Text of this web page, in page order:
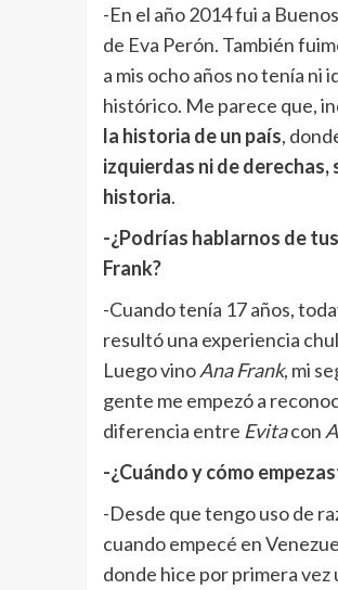
-En el año 2014 fui a
de Eva Perón. También
a mis ocho años no tenía ni
histórico. Me parece que,
la historia de un país,
izquierdas ni de
historia.
-¿Podrías hablarnos de
Frank?
-Cuando tenía 17 años,
resultó una experiencia
Luego vinoAna Frank, mi
gente me empezó a
diferencia entre Evitacon
-¿Cuándo y cómo
-Desde que tengo uso de
cuando empecé en
donde hice por primera vez